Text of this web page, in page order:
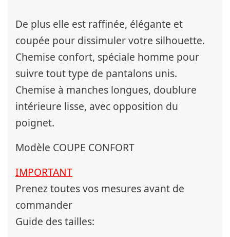
De plus elle est raffinée, élégante et
coupée pour dissimuler votre silhouette.
Chemise confort, spéciale homme pour
suivre tout type de pantalons unis.
Chemise à manches longues, doublure
intérieure lisse, avec opposition du
poignet.
Modèle COUPE CONFORT
IMPORTANT
Prenez toutes vos mesures avant de
commander
Guide des tailles: